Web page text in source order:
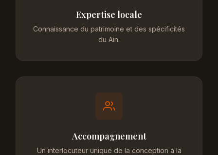
Expertise locale
Connaissance du patrimoine et des spécificités
du Ain.
Accompagnement
Un interlocuteur unique de la conception à la